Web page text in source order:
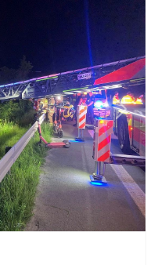
auf B64 mündet in
Next